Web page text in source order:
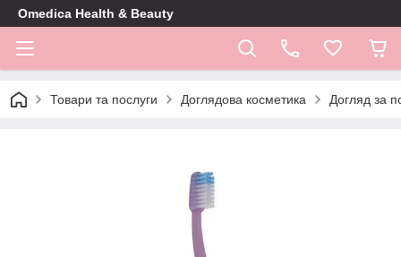
Omedica Health & Beauty
Товари та послуги Доглядова косметика Догляд за